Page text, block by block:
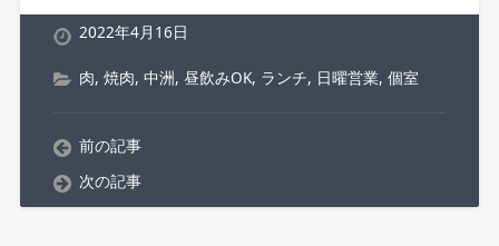
2022年4月16日
肉, 焼肉, 中洲, 昼飲みOK, ランチ, 日曜営業, 個室
前の記事
次の記事